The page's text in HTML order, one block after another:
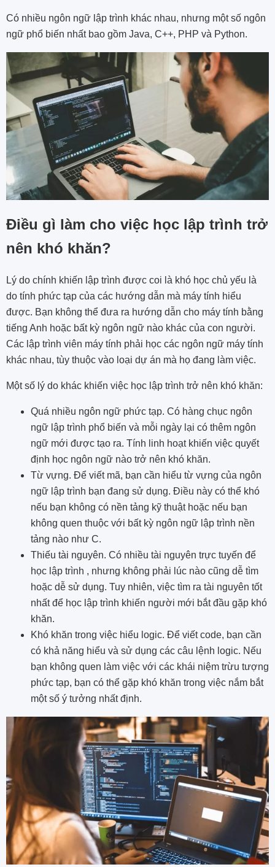
Có nhiều ngôn ngữ lập trình khác nhau, nhưng một số ngôn
ngữ phổ biến nhất bao gồm Java, C++, PHP và Python.
Điều gì làm cho việc học lập trình trở
nên khó khăn?
Lý do chính khiến lập trình được coi là khó học chủ yếu là
do tính phức tạp của các hướng dẫn mà máy tính hiểu
được. Bạn không thể đưa ra hướng dẫn cho máy tính bằng
tiếng Anh hoặc bất kỳ ngôn ngữ nào khác của con người.
Các lập trình viên máy tính phải học các ngôn ngữ máy tính
khác nhau, tùy thuộc vào loại dự án mà họ đang làm việc.
Một số lý do khác khiến việc học lập trình trở nên khó khăn:
Quá nhiều ngôn ngữ phức tạp. Có hàng chục ngôn
ngữ lập trình phổ biến và mỗi ngày lại có thêm ngôn
ngữ mới được tạo ra. Tính linh hoạt khiến việc quyết
định học ngôn ngữ nào trở nên khó khăn.
Từ vựng. Để viết mã, bạn cần hiểu từ vựng của ngôn
ngữ lập trình bạn đang sử dụng. Điều này có thể khó
nếu bạn không có nền tảng kỹ thuật hoặc nếu bạn
không quen thuộc với bất kỳ ngôn ngữ lập trình nền
tảng nào như C.
Thiếu tài nguyên. Có nhiều tài nguyên trực tuyến để
học lập trình , nhưng không phải lúc nào cũng dễ tìm
hoặc dễ sử dụng. Tuy nhiên, việc tìm ra tài nguyên tốt
nhất để học lập trình khiến người mới bắt đầu gặp khó
khăn.
Khó khăn trong việc hiểu logic. Để viết code, bạn cần
có khả năng hiểu và sử dụng các câu lệnh logic. Nếu
bạn không quen làm việc với các khái niệm trừu tượng
phức tạp, bạn có thể gặp khó khăn trong việc nắm bắt
một số ý tưởng nhất định.